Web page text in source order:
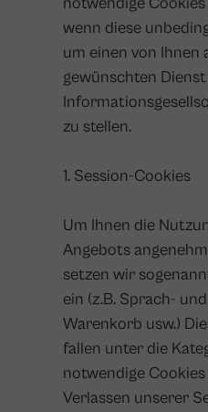
wenn diese
um einen von Ihnen
gewünschten
zu stellen.
1. Session-Cookies
Um Ihnen die
Angebots
setzen wir
ein (z.B. Sprach-
Warenkorb usw.)
fallen unter die
notwendige
Verlassen unserer